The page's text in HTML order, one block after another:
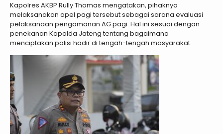
Kapolres AKBP Rully Thomas mengatakan, pihaknya
melaksanakan apel pagi tersebut sebagai sarana evaluasi
pelaksanaan pengamanan AG pagi. Hal ini sesuai dengan
penekanan Kapolda Jateng tentang bagaimana
menciptakan polisi hadir di tengah-tengah masyarakat.